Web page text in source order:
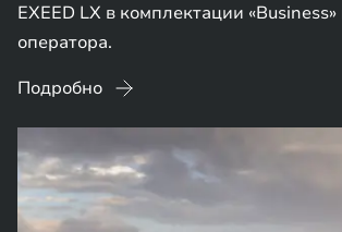
EXEED LX в комплектации
оператора.
Подробно